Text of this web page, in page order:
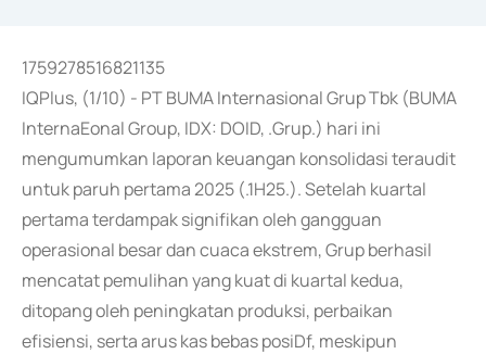
1759278516821135
IQPlus, (1/10) - PT BUMA Internasional Grup Tbk (BUMA
InternaEonal Group, IDX: DOID, .Grup.) hari ini
mengumumkan laporan keuangan konsolidasi teraudit
untuk paruh pertama 2025 (.1H25.). Setelah kuartal
pertama terdampak signifikan oleh gangguan
operasional besar dan cuaca ekstrem, Grup berhasil
mencatat pemulihan yang kuat di kuartal kedua,
ditopang oleh peningkatan produksi, perbaikan
efisiensi, serta arus kas bebas posiDf, meskipun